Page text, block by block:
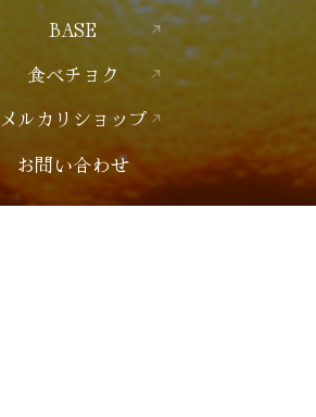
BASE
食べチョク
メルカリショップ
お問い合わせ